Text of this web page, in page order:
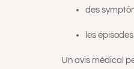
des
les
Un avis médical